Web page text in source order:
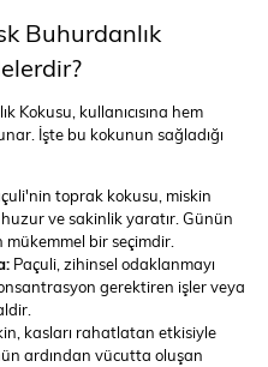
Buhurdanlık
Kokusu, kullanıcısına hem
İşte bu kokunun sağladığı
toprak kokusu, miskin
ve sakinlik yaratır. Günün
bir seçimdir.
Paçuli, zihinsel odaklanmayı
gerektiren işler veya
kasları rahatlatan etkisiyle
ardından vücutta oluşan